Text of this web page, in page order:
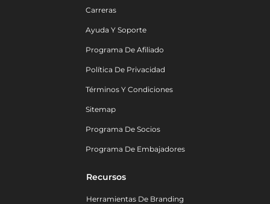
Carreras
Ayuda Y Soporte
Programa De Afiliado
Política De Privacidad
Términos Y Condiciones
Sitemap
Programa De Socios
Programa De Embajadores
Recursos
Herramientas De Branding